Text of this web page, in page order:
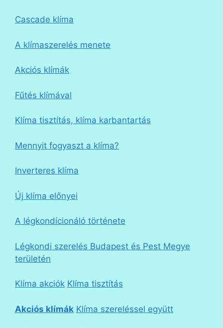
Cascade klíma
A klímaszerelés menete
Akciós klímák
Fűtés klímával
Klíma tisztítás, klíma karbantartás
Mennyit fogyaszt a klíma?
Inverteres klíma
Új klíma előnyei
A légkondícionáló története
Légkondi szerelés Budapest és Pest Megye
területén
Klíma akciók Klíma tisztítás
Akciós klímák Klíma szereléssel együtt